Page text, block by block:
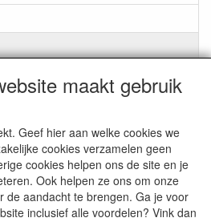
maakt gebruik
Geef hier aan welke cookies we
cookies verzamelen geen
cookies helpen ons de site en je
Ook helpen ze ons om onze
de aandacht te brengen. Ga je voor
inclusief alle voordelen? Vink dan